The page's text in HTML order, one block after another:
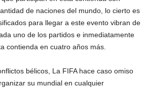
de naciones del mundo, lo cierto es
para llegar a este evento vibran de
uno de los partidos e inmediatamente
contienda en cuatro años más.
bélicos, La FIFA hace caso omiso
su mundial en cualquier